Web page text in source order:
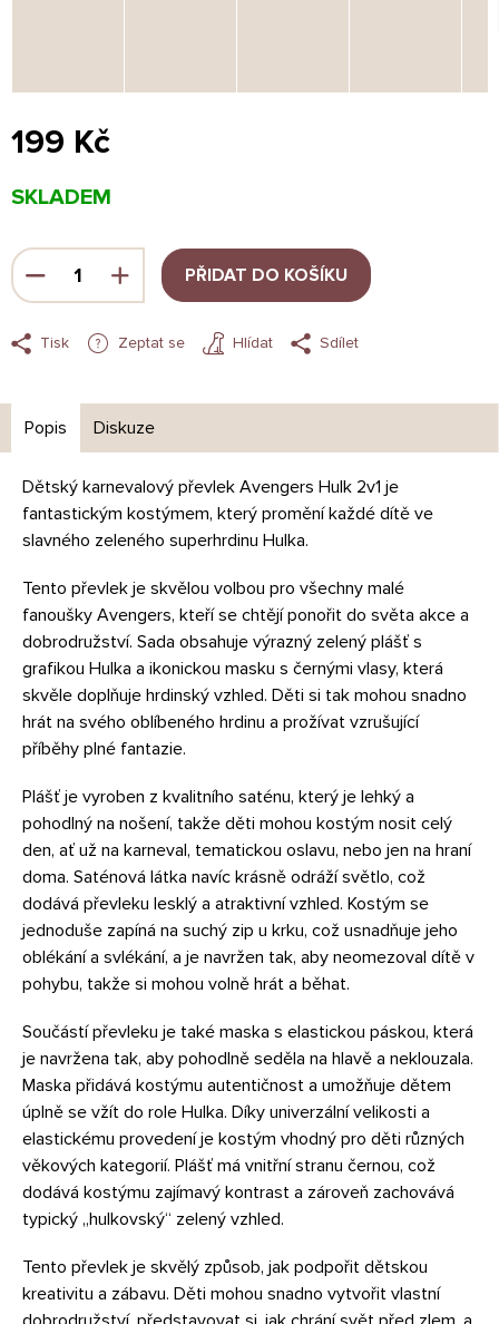
199 Kč
cena:
SKLADEM
PŘIDAT DO KOŠÍKU
Tisk Zeptat se Hlídat Sdílet
Popis Diskuze
Dětský karnevalový převlek Avengers Hulk 2v1 je
fantastickým kostýmem, který promění každé dítě ve
slavného zeleného superhrdinu Hulka.
Tento převlek je skvělou volbou pro všechny malé
fanoušky Avengers, kteří se chtějí ponořit do světa akce a
dobrodružství. Sada obsahuje výrazný zelený plášť s
grafikou Hulka a ikonickou masku s černými vlasy, která
skvěle doplňuje hrdinský vzhled. Děti si tak mohou snadno
hrát na svého oblíbeného hrdinu a prožívat vzrušující
příběhy plné fantazie.
Plášť je vyroben z kvalitního saténu, který je lehký a
pohodlný na nošení, takže děti mohou kostým nosit celý
den, ať už na karneval, tematickou oslavu, nebo jen na hraní
doma. Saténová látka navíc krásně odráží světlo, což
dodává převleku lesklý a atraktivní vzhled. Kostým se
jednoduše zapíná na suchý zip u krku, což usnadňuje jeho
oblékání a svlékání, a je navržen tak, aby neomezoval dítě v
pohybu, takže si mohou volně hrát a běhat.
Součástí převleku je také maska s elastickou páskou, která
je navržena tak, aby pohodlně seděla na hlavě a neklouzala.
Maska přidává kostýmu autentičnost a umožňuje dětem
úplně se vžít do role Hulka. Díky univerzální velikosti a
elastickému provedení je kostým vhodný pro děti různých
věkových kategorií. Plášť má vnitřní stranu černou, což
dodává kostýmu zajímavý kontrast a zároveň zachovává
typický „hulkovský“ zelený vzhled.
Tento převlek je skvělý způsob, jak podpořit dětskou
kreativitu a zábavu. Děti mohou snadno vytvořit vlastní